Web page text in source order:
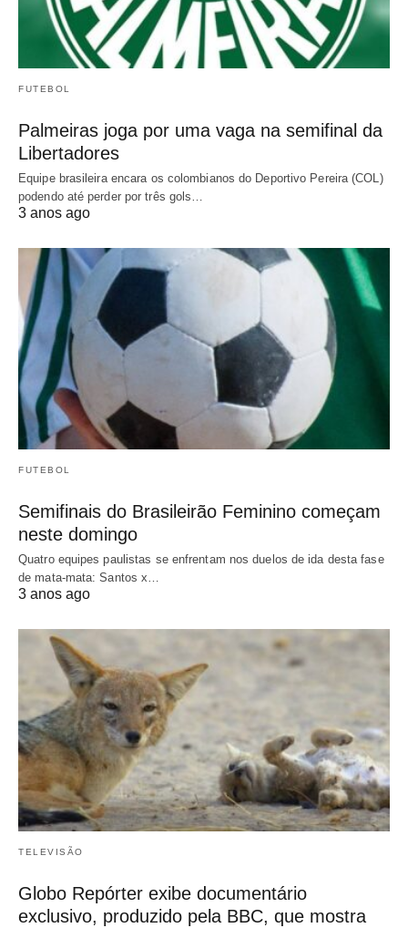
FUTEBOL
Palmeiras joga por uma vaga na semifinal da
Libertadores
Equipe brasileira encara os colombianos do Deportivo Pereira (COL)
podendo até perder por três gols…
3 anos ago
FUTEBOL
Semifinais do Brasileirão Feminino começam
neste domingo
Quatro equipes paulistas se enfrentam nos duelos de ida desta fase
de mata-mata: Santos x…
3 anos ago
TELEVISÃO
Globo Repórter exibe documentário
exclusivo, produzido pela BBC, que mostra